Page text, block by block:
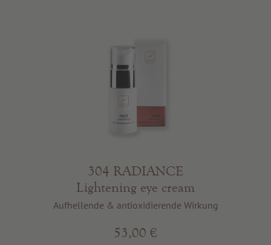
304 RADIANCE
Lightening eye cream
Aufhellende & antioxidierende Wirkung
53,00 €